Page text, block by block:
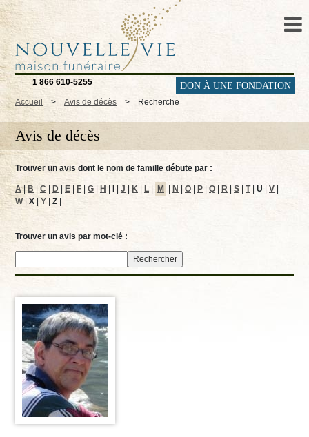
1 866 610-5255 DON À UNE FONDATION
Accueil > Avis de décès > Recherche
Avis de décès
Trouver un avis dont le nom de famille débute par :
A B C D E F G H J K L M N O P Q R S T U V
W
X Y Z
Trouver un avis par mot-clé :